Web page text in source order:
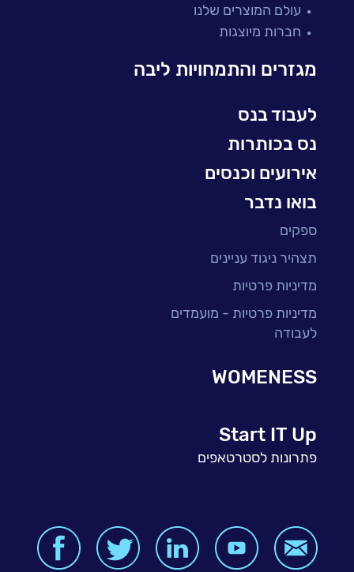
בדיקות והבטחת איכות
עולמות הענן
עולמות הסייבר
BI, Analytics & Big-Data
עולם המוצרים שלנו
חברות מיוצגות
מגזרים והתמחויות ליבה
לעבוד בנס
נס בכותרות
אירועים וכנסים
בואו נדבר
ספקים
תצהיר ניגוד עניינים
מדיניות פרטיות
מדיניות פרטיות - מועמדים
לעבודה
WOMENESS
Start IT Up
פתרונות לסטרטאפים